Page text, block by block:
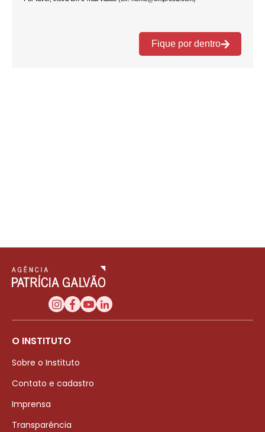
O INSTITUTO
Sobre o Instituto
Contato e cadastro
Imprensa
Transparência